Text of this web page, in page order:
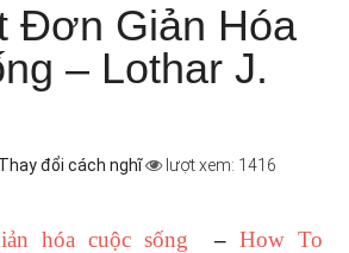
Đơn Giản Hóa
– Lothar J.
Thay đổi cách nghĩ lượt xem: 1416
hóa cuộc sống – How To